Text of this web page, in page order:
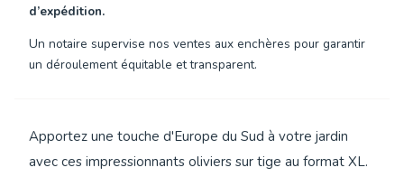
d’expédition.
Un notaire supervise nos ventes aux enchères pour garantir
un déroulement équitable et transparent.
Apportez une touche d'Europe du Sud à votre jardin
avec ces impressionnants oliviers sur tige au format XL.